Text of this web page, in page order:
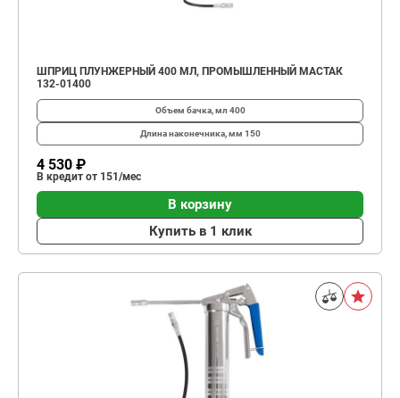
ШПРИЦ ПЛУНЖЕРНЫЙ 400 МЛ, ПРОМЫШЛЕННЫЙ МАСТАК
132-01400
Объем бачка, мл 400
Длина наконечника, мм 150
4 530 ₽
В кредит от 151/мес
В корзину
Купить в 1 клик